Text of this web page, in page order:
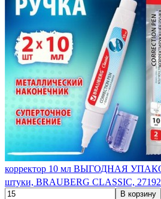
корректор 10 мл ВЫГОДНАЯ
штуки, BRAUBERG CLASSIC,
В корзину